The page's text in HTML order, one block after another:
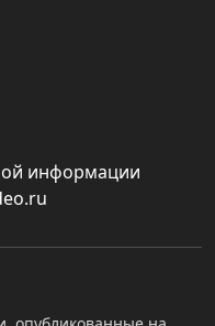
информации